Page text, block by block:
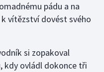
pádu a na
vítězství dovést svého
si zopakoval
kdy ovládl dokonce tři